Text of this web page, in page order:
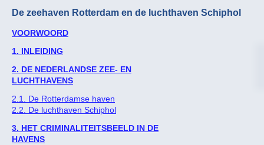
De zeehaven Rotterdam en de luchthaven Schiphol
VOORWOORD
1. INLEIDING
2. DE NEDERLANDSE ZEE- EN
LUCHTHAVENS
2.1. De Rotterdamse haven
2.2. De luchthaven Schiphol
3. HET CRIMINALITEITSBEELD IN DE
HAVENS